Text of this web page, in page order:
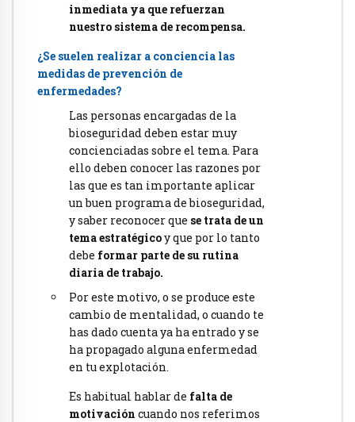
inmediata ya que refuerzan
nuestro sistema de recompensa.
¿Se suelen realizar a conciencia las
medidas de prevención de
enfermedades?
Las personas encargadas de la
bioseguridad deben estar muy
concienciadas sobre el tema. Para
ello deben conocer las razones por
las que es tan importante aplicar
un buen programa de bioseguridad,
y saber reconocer que se trata de un
tema estratégicoy que por lo tanto
debe formar parte de su rutina
diaria de trabajo.
Por este motivo, o se produce este
cambio de mentalidad, o cuando te
has dado cuenta ya ha entrado y se
ha propagado alguna enfermedad
en tu explotación.
Es habitual hablar de falta de
motivación cuando nos referimos